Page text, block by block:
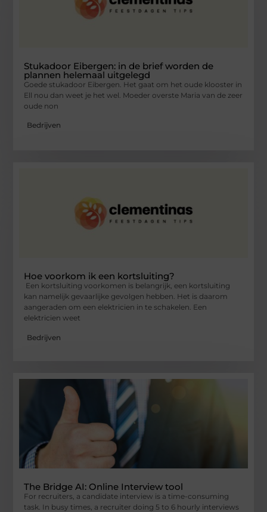
Stukadoor Eibergen: in de brief worden de
plannen helemaal uitgelegd
Goede stukadoor Eibergen. Het gaat om het oude klooster in
Ell nou dan weet je het wel. Moeder overste Maria van de zeer
oude non
Bedrijven
Hoe voorkom ik een kortsluiting?
Een kortsluiting voorkomen is belangrijk, een kortsluiting
kan namelijk gevaarlijke gevolgen hebben. Het is daarom
aangeraden om een elektricien in te schakelen. Een
elektricien weet
Bedrijven
The Bridge AI: Online Interview tool
For recruiters, a candidate interview is a time-consuming
task. In busy times, a recruiter doing 5 to 6 hourly interviews